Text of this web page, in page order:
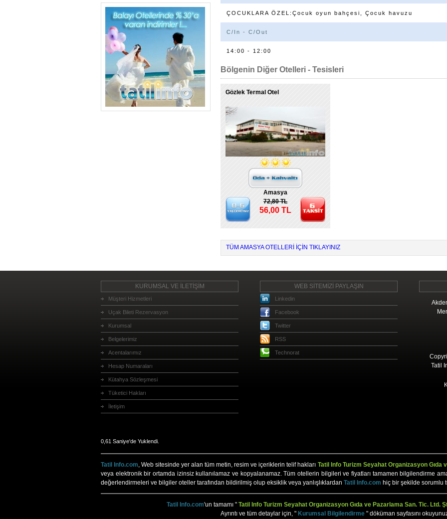
ÇOCUKLARA ÖZEL:Çocuk oyun bahçesi, Çocuk havuzu
C/In - C/Out
14:00 - 12:00
Bölgenin Diğer Otelleri - Tesisleri
Gözlek Termal Otel
Amasya
72,80 TL
56,00 TL
TÜM AMASYA OTELLERI IÇIN TIKLAYINIZ
KURUMSAL VE İLETİŞİM
Müşteri Hizmetleri
Uçak Bileti Rezervasyon
Kurumsal
Belgelerimiz
Acentalarımız
Hesap Numaraları
Kütahya Sözleşmesi
Tüketici Hakları
İletişim
WEB SİTEMİZİ PAYLAŞIN
Linkedin
Facebook
Twitter
RSS
Technorat
Tatil
0,61 Saniye'de Yuklendi.
Tatil Info.com, Web sitesinde yer alan tüm metin, resim ve içeriklerin telif hakları Tatil Info Turizm Seyahat Organizasyon Gıda
veya elektronik bir ortamda izinsiz kullanılamaz ve kopyalanamaz. Tüm otellerin bilgileri ve fiyatları tamamen bilgilendirme
değerlendirmeleri ve bilgiler oteller tarafından bildirilmiş olup eksiklik veya yanlışlıklardan Tatil Info.com hiç bir şekilde sorumlu
Tatil Info.com'un tamamı " Tatil Info Turizm Seyahat Organizasyon Gıda ve Pazarlama San. Tic. Ltd.
Ayrıntı ve tüm detaylar için, " Kurumsal Bilgilendirme " döküman sayfasını